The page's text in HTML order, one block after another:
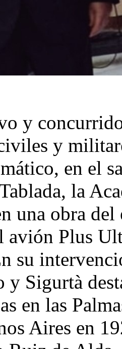
y
y
en el
la
una obra
avión Plus
su
y Sigurtà
en las
Aires en